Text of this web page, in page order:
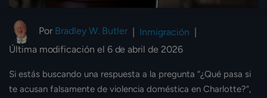
Por Bradley W. Butler | Inmigración |
Última modificación el 6 de abril de 2026
Si estás buscando una respuesta a la pregunta “¿Qué pasa si
te acusan falsamente de violencia doméstica en Charlotte?”,